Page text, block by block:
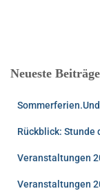
Neueste Beiträge
Rückblick: Stunde
Veranstaltungen
Veranstaltungen